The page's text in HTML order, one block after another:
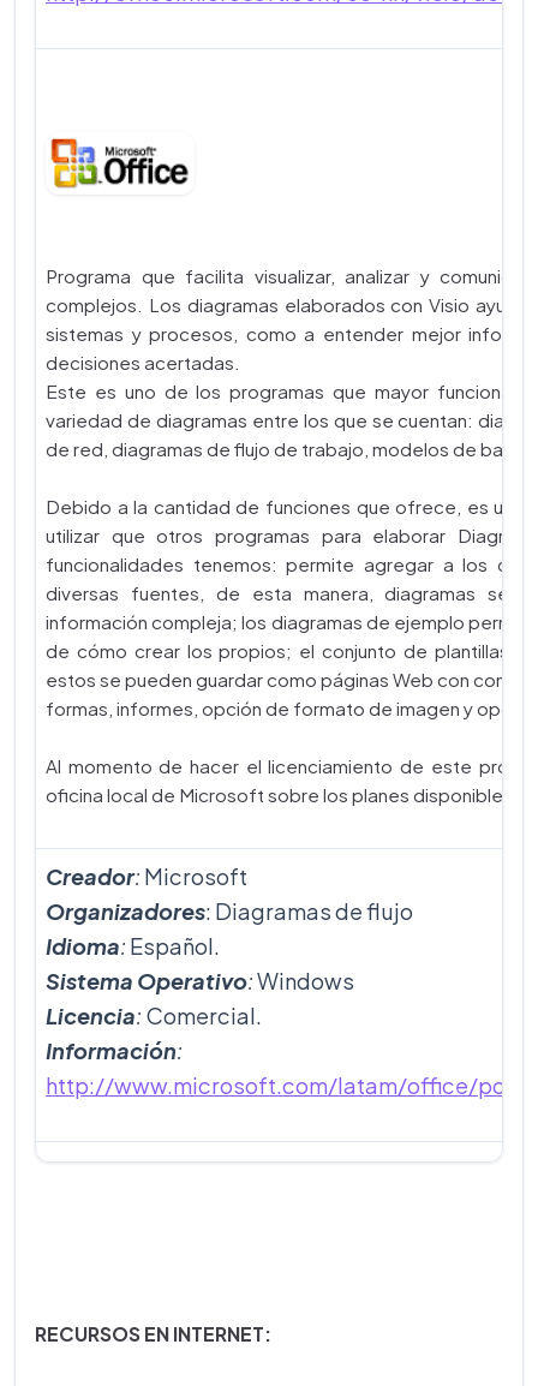
Programa que facilita visualizar, analizar y
complejos. Los diagramas elaborados con Visio
sistemas y procesos, como a entender mejor
decisiones acertadas.
Este es uno de los programas que mayor
variedad de diagramas entre los que se cuentan:
de red, diagramas de flujo de trabajo, modelos de
Debido a la cantidad de funciones que ofrece, es un
utilizar que otros programas para elaborar
funcionalidades tenemos: permite agregar a los
diversas fuentes, de esta manera, diagramas
información compleja; los diagramas de ejemplo
de cómo crear los propios; el conjunto de plantillas
estos se pueden guardar como páginas Web con
formas, informes, opción de formato de imagen y
Al momento de hacer el licenciamiento de este
oficina local de Microsoft sobre los planes disponibles
Creador: Microsoft
Organizadores: Diagramas de flujo
Idioma: Español.
Sistema Operativo:Windows
Licencia: Comercial.
Información:
http://www.microsoft.com/latam/office/
RECURSOS EN INTERNET: